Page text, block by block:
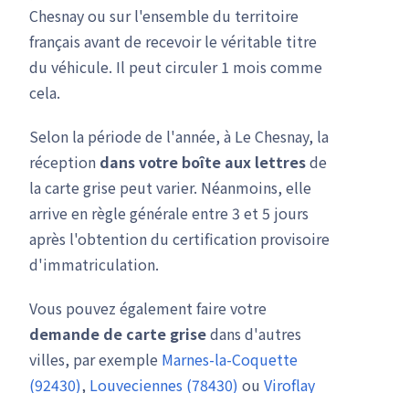
Chesnay ou sur l'ensemble du territoire
français avant de recevoir le véritable titre
du véhicule. Il peut circuler 1 mois comme
cela.
Selon la période de l'année, à Le Chesnay, la
réception dans votre boîte aux lettresde
la carte grise peut varier. Néanmoins, elle
arrive en règle générale entre 3 et 5 jours
après l'obtention du certification provisoire
d'immatriculation.
Vous pouvez également faire votre
demande de carte grisedans d'autres
villes, par exemple Marnes-la-Coquette
(92430), Louveciennes (78430) ou Viroflay